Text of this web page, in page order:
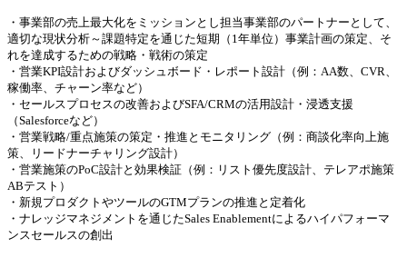
・事業部の売上最大化をミッションとし担当事業部のパートナーとして、
適切な現状分析～課題特定を通じた短期（1年単位）事業計画の策定、そ
れを達成するための戦略・戦術の策定
・営業KPI設計およびダッシュボード・レポート設計（例：AA数、CVR、
稼働率、チャーン率など）
・セールスプロセスの改善およびSFA/CRMの活用設計・浸透支援
（Salesforceなど）
・営業戦略/重点施策の策定・推進とモニタリング（例：商談化率向上施
策、リードナーチャリング設計）
・営業施策のPoC設計と効果検証（例：リスト優先度設計、テレアポ施策
ABテスト）
・新規プロダクトやツールのGTMプランの推進と定着化
・ナレッジマネジメントを通じたSales Enablementによるハイパフォーマ
ンスセールスの創出